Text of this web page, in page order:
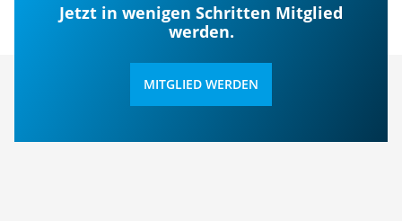
Jetzt in wenigen Schritten Mitglied
werden.
MITGLIED WERDEN